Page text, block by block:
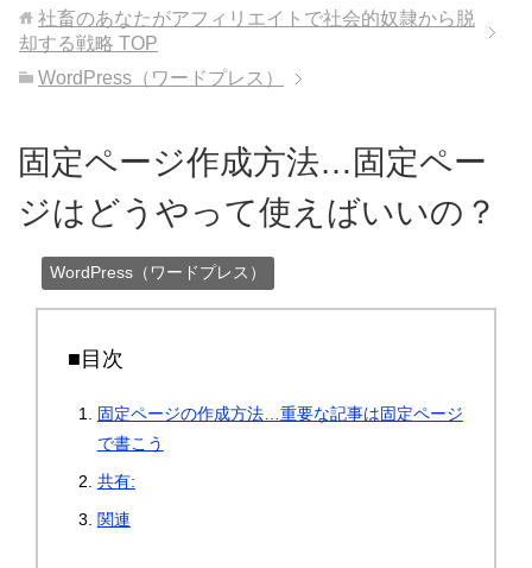
社畜のあなたがアフィリエイトで社会的奴隷から脱
却する戦略 TOP
WordPress（ワードプレス）
固定ページ作成方法…固定ペー
ジはどうやって使えばいいの？
WordPress（ワードプレス）
■目次
固定ページの作成方法…重要な記事は固定ページ
で書こう
共有:
関連